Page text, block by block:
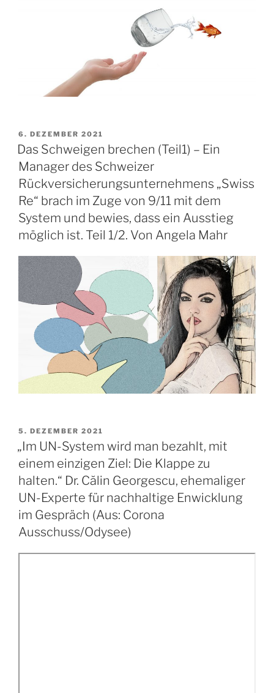
VERÖFFENTLICHT
AM
6. DEZEMBER 2021
Das Schweigen brechen (Teil1) – Ein
Manager des Schweizer
Rückversicherungsunternehmens „Swiss
Re“ brach im Zuge von 9/11 mit dem
System und bewies, dass ein Ausstieg
möglich ist. Teil 1/2. Von Angela Mahr
VERÖFFENTLICHT
AM
5. DEZEMBER 2021
„Im UN-System wird man bezahlt, mit
einem einzigen Ziel: Die Klappe zu
halten.“ Dr. Călin Georgescu, ehemaliger
UN-Experte für nachhaltige Enwicklung
im Gespräch (Aus: Corona
Ausschuss/Odysee)